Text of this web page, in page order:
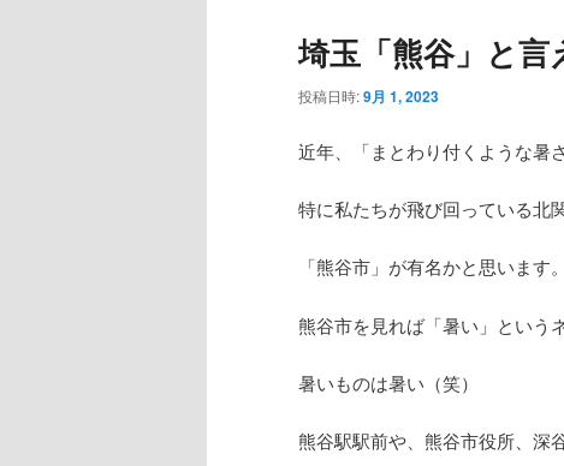
埼玉「熊谷」と言
投稿日時:9月 1, 2023
近年、「まとわり付くような暑
特に私たちが飛び回っている北
「熊谷市」が有名かと思います。
熊谷市を見れば「暑い」という
暑いものは暑い（笑）
熊谷駅駅前や、熊谷市役所、深